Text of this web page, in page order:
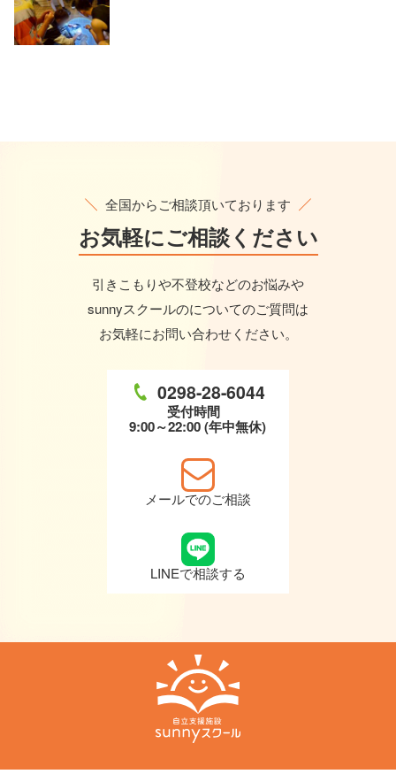
全国からご相談頂いております
お気軽にご相談ください
引きこもりや不登校などのお悩みや
sunnyスクールのについてのご質問は
お気軽にお問い合わせください。
0298-28-6044
受付時間
9:00～22:00 (年中無休)
メールでのご相談
LINEで相談する